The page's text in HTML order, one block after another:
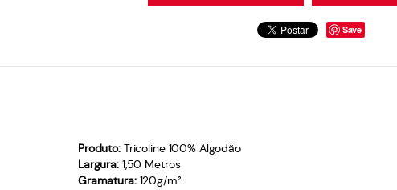
Save
Produto:Tricoline 100% Algodão
Largura:1,50 Metros
Gramatura:120g/m²